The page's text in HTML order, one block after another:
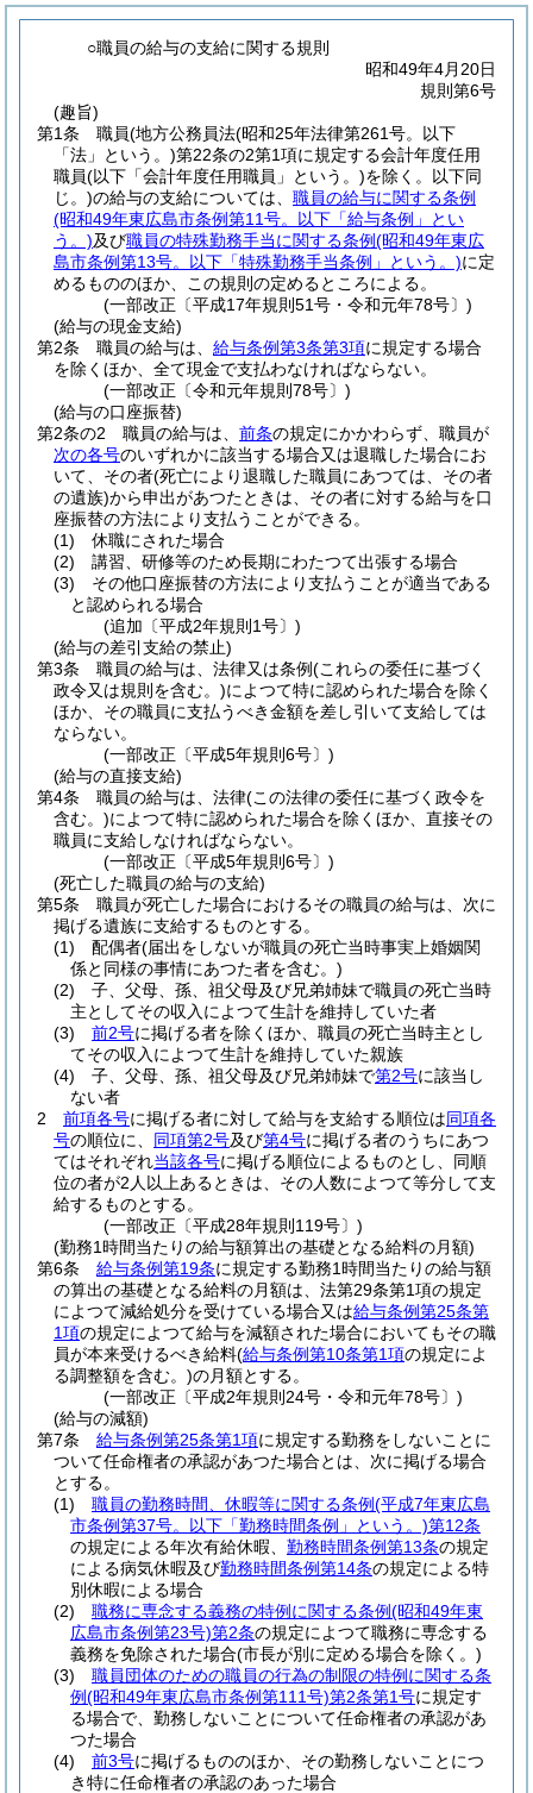
○職員の給与の支給に関する規則
昭和49年4月20日
規則第6号
(趣旨)
第1条
職員(地方公務員法(昭和25年法律第261号。以下
「法」という。)第22条の2第1項に規定する会計年度任用
職員(以下「会計年度任用職員」という。)を除く。以下同
じ。)の給与の支給については、 職員の給与に関する条例
(昭和49年東広島市条例第11号。以下「給与条例」とい
う。)及び職員の特殊勤務手当に関する条例(昭和49年東広
島市条例第13号。以下「特殊勤務手当条例」という。)に定
めるもののほか、この規則の定めるところによる。
(一部改正〔平成17年規則51号・令和元年78号〕)
(給与の現金支給)
第2条
職員の給与は、 給与条例第3条第3項に規定する場合
を除くほか、全て現金で支払わなければならない。
(一部改正〔令和元年規則78号〕)
(給与の口座振替)
第2条の2
職員の給与は、 前条の規定にかかわらず、職員が
次の各号のいずれかに該当する場合又は退職した場合にお
いて、その者(死亡により退職した職員にあつては、その者
の遺族)から申出があつたときは、その者に対する給与を口
座振替の方法により支払うことができる。
(1)
休職にされた場合
(2)
講習、研修等のため長期にわたつて出張する場合
(3)
その他口座振替の方法により支払うことが適当である
と認められる場合
(追加〔平成2年規則1号〕)
(給与の差引支給の禁止)
第3条
職員の給与は、法律又は条例(これらの委任に基づく
政令又は規則を含む。)によつて特に認められた場合を除く
ほか、その職員に支払うべき金額を差し引いて支給しては
ならない。
(一部改正〔平成5年規則6号〕)
(給与の直接支給)
第4条
職員の給与は、法律(この法律の委任に基づく政令を
含む。)によつて特に認められた場合を除くほか、直接その
職員に支給しなければならない。
(一部改正〔平成5年規則6号〕)
(死亡した職員の給与の支給)
第5条
職員が死亡した場合におけるその職員の給与は、次に
掲げる遺族に支給するものとする。
(1)
配偶者(届出をしないが職員の死亡当時事実上婚姻関
係と同様の事情にあつた者を含む。)
(2)
子、父母、孫、祖父母及び兄弟姉妹で職員の死亡当時
主としてその収入によつて生計を維持していた者
(3)
前2号に掲げる者を除くほか、職員の死亡当時主とし
てその収入によつて生計を維持していた親族
(4)
子、父母、孫、祖父母及び兄弟姉妹で第2号に該当し
ない者
2
前項各号に掲げる者に対して給与を支給する順位は同項各
号の順位に、 同項第2号及び第4号に掲げる者のうちにあつ
てはそれぞれ当該各号に掲げる順位によるものとし、同順
位の者が2人以上あるときは、その人数によつて等分して支
給するものとする。
(一部改正〔平成28年規則119号〕)
(勤務1時間当たりの給与額算出の基礎となる給料の月額)
第6条
給与条例第19条に規定する勤務1時間当たりの給与額
の算出の基礎となる給料の月額は、法第29条第1項の規定
によつて減給処分を受けている場合又は給与条例第25条第
1項の規定によつて給与を減額された場合においてもその職
員が本来受けるべき給料(給与条例第10条第1項の規定によ
る調整額を含む。)の月額とする。
(一部改正〔平成2年規則24号・令和元年78号〕)
(給与の減額)
第7条
給与条例第25条第1項に規定する勤務をしないことに
ついて任命権者の承認があつた場合とは、次に掲げる場合
とする。
(1)
職員の勤務時間、休暇等に関する条例(平成7年東広島
市条例第37号。以下「勤務時間条例」という。)第12条
の規定による年次有給休暇、 勤務時間条例第13条の規定
による病気休暇及び勤務時間条例第14条の規定による特
別休暇による場合
(2)
職務に専念する義務の特例に関する条例(昭和49年東
広島市条例第23号)第2条の規定によつて職務に専念する
義務を免除された場合(市長が別に定める場合を除く。)
(3)
職員団体のための職員の行為の制限の特例に関する条
例(昭和49年東広島市条例第111号)第2条第1号に規定す
る場合で、勤務しないことについて任命権者の承認があ
つた場合
(4)
前3号に掲げるもののほか、その勤務しないことにつ
き特に任命権者の承認のあった場合